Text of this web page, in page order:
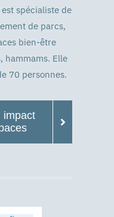
spécialiste de
de parcs,
bien-être
hammams. Elle
70 personnes.
impact